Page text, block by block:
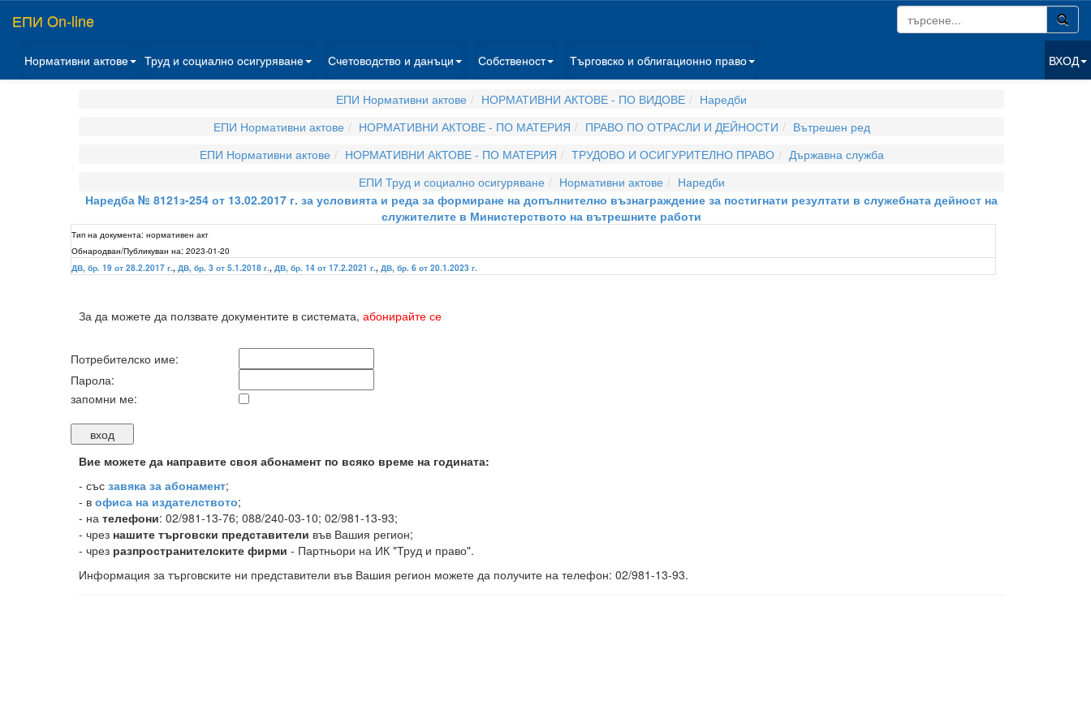
ЕПИ On-line
Нормативни актове Труд и социално осигуряване Счетоводство и данъци Собственост Търговско и облигационно право ВХОД
ЕПИ Нормативни актове НОРМАТИВНИ АКТОВЕ - ПО ВИДОВЕ
Наредби
ЕПИ Нормативни актове
НОРМАТИВНИ АКТОВЕ - ПО МАТЕРИЯ ПРАВО ПО ОТРАСЛИ И ДЕЙНОСТИ
Вътрешен ред
ЕПИ Нормативни актове
НОРМАТИВНИ АКТОВЕ - ПО МАТЕРИЯ ТРУДОВО И ОСИГУРИТЕЛНО ПРАВО
Държавна служба
ЕПИ Труд и социално осигуряване
Нормативни актове
Наредби
Наредба № 8121з-254 от 13.02.2017 г. за условията и реда за формиране на допълнително възнаграждение за постигнати резултати в служебната дейност на
служителите в Министерството на вътрешните работи
Тип на документа: нормативен акт
Обнародван/Публикуван на: 2023-01-20
ДВ, бр. 19 от 28.2.2017 г., ДВ, бр. 3 от 5.1.2018 г., ДВ, бр. 14 от 17.2.2021 г., ДВ, бр. 6 от 20.1.2023 г.
За да можете да ползвате документите в системата, абонирайте се
Потребителско име:
Парола:
запомни ме:
Вие можете да направите своя абонамент по всяко време на годината:
- със завяка за абонамент;
- в офиса на издателството;
- на телефони: 02/981-13-76; 088/240-03-10; 02/981-13-93;
- чрез нашите търговски представители във Вашия регион;
- чрез разпространителските фирми - Партньори на ИК "Труд и право".
Информация за търговските ни представители във Вашия регион можете да получите на телефон: 02/981-13-93.